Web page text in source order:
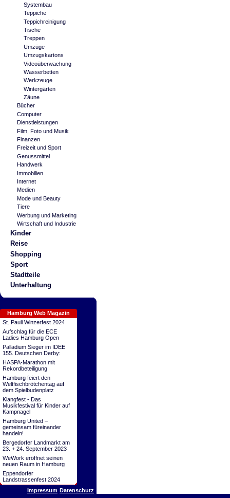
Systembau
Teppiche
Teppichreinigung
Tische
Treppen
Umzüge
Umzugskartons
Videoüberwachung
Wasserbetten
Werkzeuge
Wintergärten
Zäune
Bücher
Computer
Dienstleistungen
Film, Foto und Musik
Finanzen
Freizeit und Sport
Genussmittel
Handwerk
Immobilien
Internet
Medien
Mode und Beauty
Tiere
Werbung und Marketing
Wirtschaft und Industrie
Kinder
Reise
Shopping
Sport
Stadtteile
Unterhaltung
Hamburg Web Magazin
St. Pauli Winzerfest 2024
Aufschlag für die ECE
Ladies Hamburg Open
Palladium Sieger im IDEE
155. Deutschen Derby:
HASPA-Marathon mit
Rekordbeteiligung
Hamburg feiert den
Weltfischbrötchentag auf
dem Spielbudenplatz
Klangfest - Das
Musikfestival für Kinder auf
Kampnagel
Hamburg United –
gemeinsam füreinander
handeln!
Bergedorfer Landmarkt am
23. + 24. September 2023
WeWork eröffnet seinen
neuen Raum in Hamburg
Eppendorfer
Landstrassenfest 2024
Impressum Datenschutz